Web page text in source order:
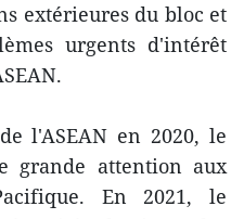
extérieures du bloc et
urgents d'intérêt
l'ASEAN en 2020, le
grande attention aux
En 2021, le